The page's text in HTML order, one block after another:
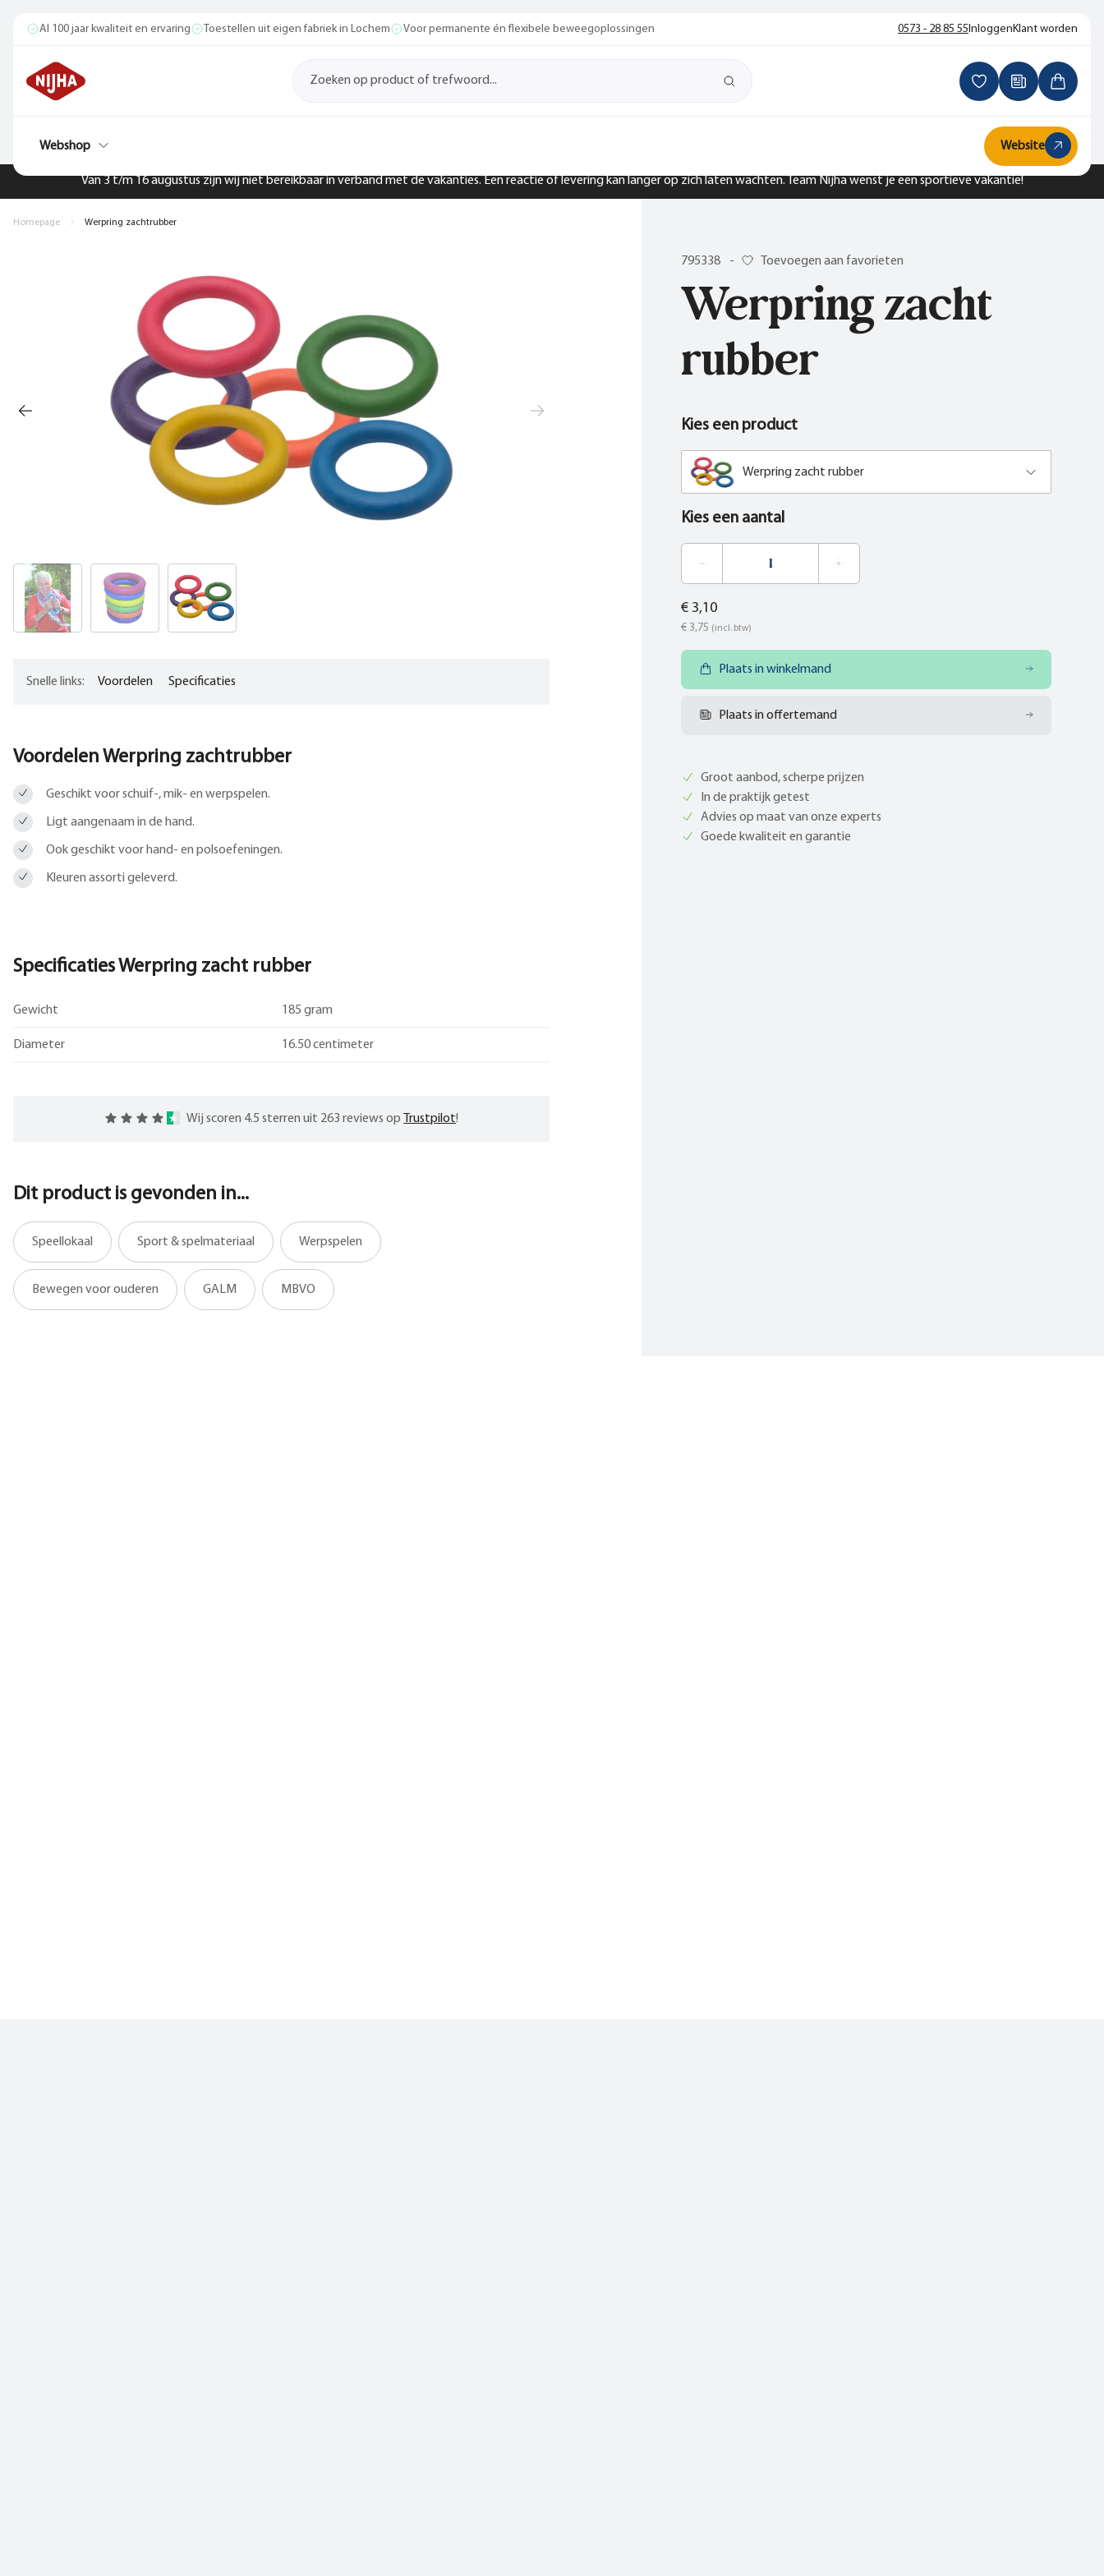
Van 3 t/m 16 augustus zijn wij niet bereikbaar in verband met de vakanties. Een reactie of levering kan langer op zich laten wachten. Team Nijha wenst je een sportieve vakantie!
Al 100 jaar kwaliteit en ervaring Toestellen uit eigen fabriek in Lochem Voor permanente én flexibele beweegoplossingen 0573 - 28 85 55InloggenKlant worden
Webshop Website
795338 - Toevoegen aan favorieten
Werpring zacht
rubber
Kies een product
Werpring zacht rubber
Kies een aantal
€ 3,10
€ 3,75 (incl. btw)
Plaats in winkelmand
Plaats in offertemand
Groot aanbod, scherpe prijzen
In de praktijk getest
Advies op maat van onze experts
Goede kwaliteit en garantie
Homepage Werpring zachtrubber
Snelle links: Voordelen Specificaties
Voordelen Werpring zachtrubber
Geschikt voor schuif-, mik- en werpspelen.
Ligt aangenaam in de hand.
Ook geschikt voor hand- en polsoefeningen.
Kleuren assorti geleverd.
Specificaties Werpring zacht rubber
Gewicht 185 gram
Diameter 16.50 centimeter
Wij scoren 4.5 sterren uit 263 reviews op Trustpilot!
Dit product is gevonden in...
Speellokaal Sport & spelmateriaal Werpspelen
Bewegen voor ouderen GALM MBVO